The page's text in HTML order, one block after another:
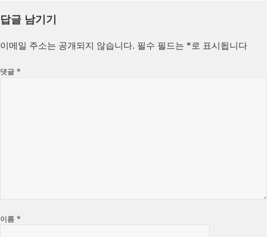
일
이
답글 남기기
이메일 주소는 공개되지 않습니다. 필수 필드는 *로 표시됩니다
댓글*
이름*